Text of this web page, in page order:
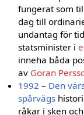
fungerat som
dag till
undantag för
statsminister i
inneha båda
av Göran
1992 – Den
spårvägs
råkar i sken